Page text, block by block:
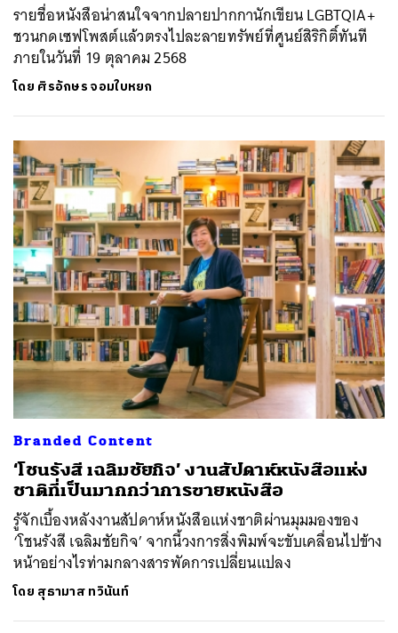
รายชื่อหนังสือน่าสนใจจากปลายปากกานักเขียน LGBTQIA+
ชวนกดเซฟโพสต์แล้วตรงไปละลายทรัพย์ที่ศูนย์สิริกิติ์ทันที
ภายในวันที่ 19 ตุลาคม 2568
โดย ศิรอักษร จอมใบหยก
Branded Content
‘โชนรังสี เฉลิมชัยกิจ’ งานสัปดาห์หนังสือแห่ง
ชาติที่เป็นมากกว่าการขายหนังสือ
รู้จักเบื้องหลังงานสัปดาห์หนังสือแห่งชาติผ่านมุมมองของ
‘โชนรังสี เฉลิมชัยกิจ’ จากนี้วงการสิ่งพิมพ์จะขับเคลื่อนไปข้าง
หน้าอย่างไรท่ามกลางสารพัดการเปลี่ยนแปลง
โดย สุธามาส ทวินันท์
ค้นหา
LINE EMAIL